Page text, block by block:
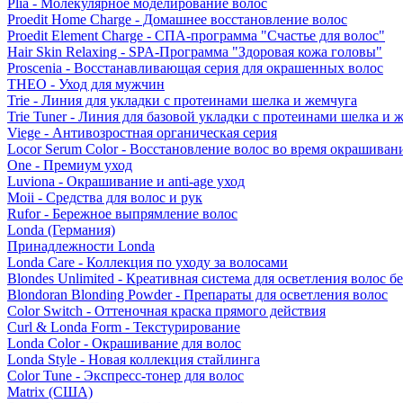
Plia - Молекулярное моделирование волос
Proedit Home Charge - Домашнее восстановление волос
Proedit Element Charge - СПА-программа "Счастье для волос"
Hair Skin Relaxing - SPA-Программа "Здоровая кожа головы"
Proscenia - Восстанавливающая серия для окрашенных волос
THEO - Уход для мужчин
Trie - Линия для укладки с протеинами шелка и жемчуга
Trie Tuner - Линия для базовой укладки с протеинами шелка и
Viege - Антивозростная органическая серия
Locor Serum Color - Восстановление волос во время
One - Премиум уход
Luviona - Окрашивание и anti-age уход
Moii - Средства для волос и рук
Rufor - Бережное выпрямление волос
Londa (Германия)
Принадлежности Londa
Londa Care - Коллекция по уходу за волосами
Blondes Unlimited - Креативная система для осветления волос
Blondoran Blonding Powder - Препараты для осветления волос
Color Switch - Оттеночная краска прямого действия
Curl & Londa Form - Текстурирование
Londa Color - Окрашивание для волос
Londa Style - Новая коллекция стайлинга
Color Tune - Экспресс-тонер для волос
Matrix (США)